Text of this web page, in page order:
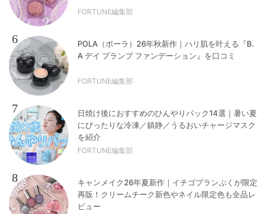
FORTUNE編集部
6
POLA（ポーラ）26年秋新作｜ハリ肌を叶える『B.
A デイ プランプ ファンデーション』を口コミ
FORTUNE編集部
7
日焼け後におすすめのひんやりパック14選｜暑い夏
にぴったりな冷凍／鎮静／うるおいチャージマスク
を紹介
FORTUNE編集部
8
キャンメイク26年夏新作｜イチゴプランぷくが限定
再販！クリームチーク新色やネイル限定色も全品レ
ビュー